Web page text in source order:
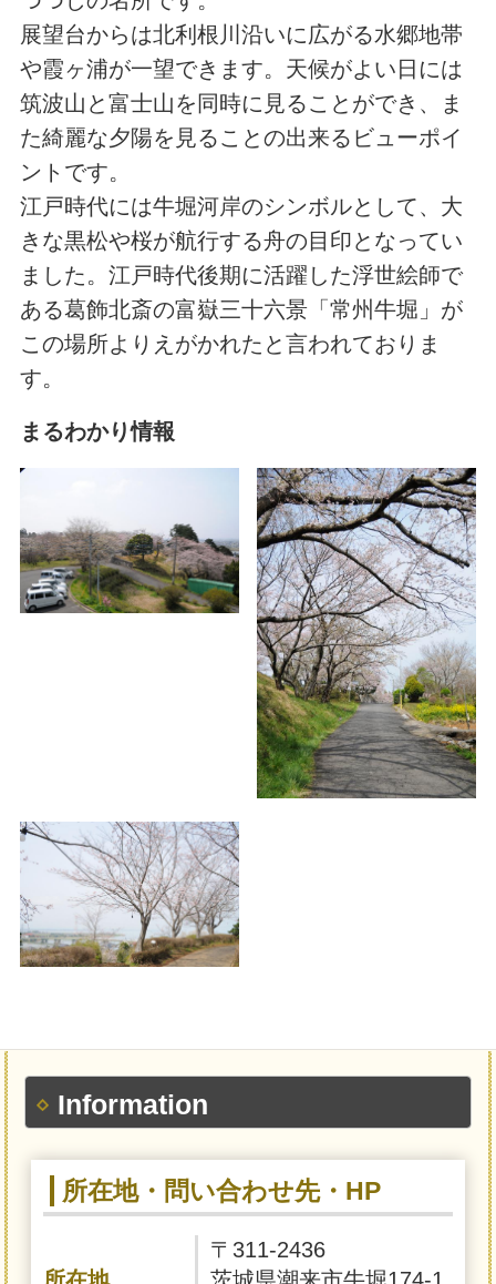
展望台からは北利根川沿いに広がる水郷地帯
や霞ヶ浦が一望できます。天候がよい日には
筑波山と富士山を同時に見ることができ、ま
た綺麗な夕陽を見ることの出来るビューポイ
ントです。
江戸時代には牛堀河岸のシンボルとして、大
きな黒松や桜が航行する舟の目印となってい
ました。江戸時代後期に活躍した浮世絵師で
ある葛飾北斎の富嶽三十六景「常州牛堀」が
この場所よりえがかれたと言われておりま
す。
まるわかり情報
Information
所在地・問い合わせ先・HP
〒311-2436